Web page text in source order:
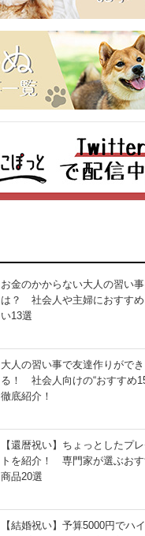
お金のかからない大人の習い事
は？ 社会人や主婦におすすめ
い13選
大人の習い事で友達作りができ
る！ 社会人向けの“おすすめ
徹底紹介！
【還暦祝い】ちょっとしたプ
トを紹介！ 専門家が選ぶお
商品20選
【結婚祝い】予算5000円でハ